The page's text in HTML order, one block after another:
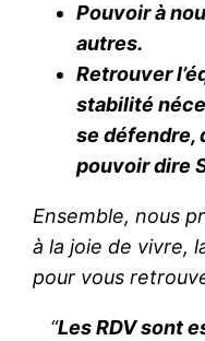
Pouvoir à
autres.
Retrouver
stabilité
se défendre,
pouvoir dire
Ensemble, nous
à la joie de vivre,
pour vous
“Les RDV sont